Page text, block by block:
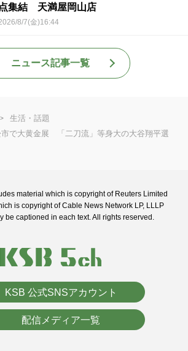
点集結 天満屋岡山店
8/7(金)16:44
ニュース記事一覧
生活・話題
市で大黄金展 「二刀流」等身大の大谷翔平選
material which is copyright of Reuters Limited
is copyright of Cable News Network LP, LLLP
be captioned in each text. All rights reserved.
KSB 公式SNSアカウント
配信メディア一覧